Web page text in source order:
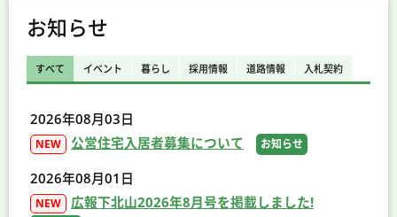
お知らせ
すべて
2026年08月03日
NEW 公営住宅入居者募集について お知らせ
2026年08月01日
NEW 広報下北山2026年8月号を掲載しました!
イベント 暮らし 採用情報 道路情報 入札契約